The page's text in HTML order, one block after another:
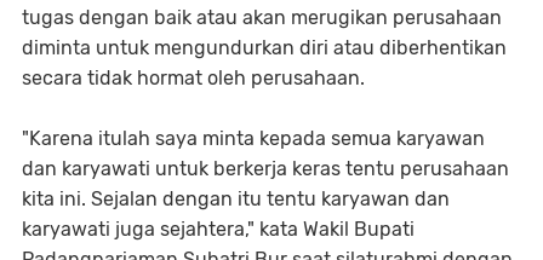
tugas dengan baik atau akan merugikan perusahaan
diminta untuk mengundurkan diri atau diberhentikan
secara tidak hormat oleh perusahaan.
"Karena itulah saya minta kepada semua karyawan
dan karyawati untuk berkerja keras tentu perusahaan
kita ini. Sejalan dengan itu tentu karyawan dan
karyawati juga sejahtera," kata Wakil Bupati